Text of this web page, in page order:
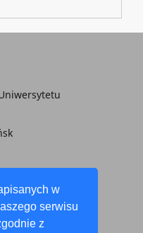
w
serwisu
z